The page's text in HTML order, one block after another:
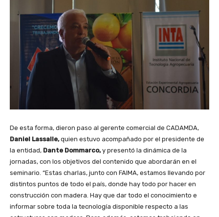
De esta forma, dieron paso al gerente comercial de CADAMDA,
Daniel Lassalle,quien estuvo acompañado por el presidente de
la entidad, Dante Dommarco,y presentó la dinámica de la
jornadas, con los objetivos del contenido que abordarán en el
seminario. “Estas charlas, junto con FAIMA, estamos llevando por
distintos puntos de todo el país, donde hay todo por hacer en
construcción con madera. Hay que dar todo el conocimiento e
informar sobre toda la tecnología disponible respecto a las